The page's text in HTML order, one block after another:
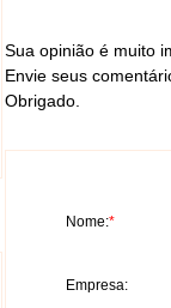
Sua opinião é muito
Envie seus
Obrigado.
Nome:*
Empresa: